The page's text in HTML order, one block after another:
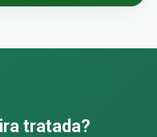
tratada?